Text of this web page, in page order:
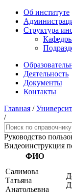
Об институте
Структура
Деятельность
Документы
Контакты
Главная /
/
Руководство
Видеоинструкция
ФИО
Салимова
Татьяна
Анатольевна